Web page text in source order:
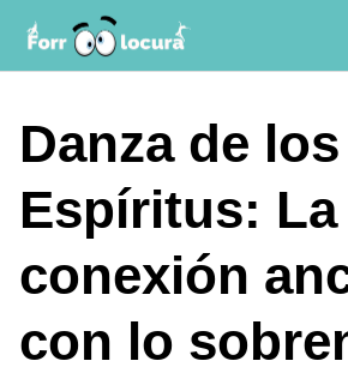
contenido
Danza de los
Espíritus: La
conexión
con lo